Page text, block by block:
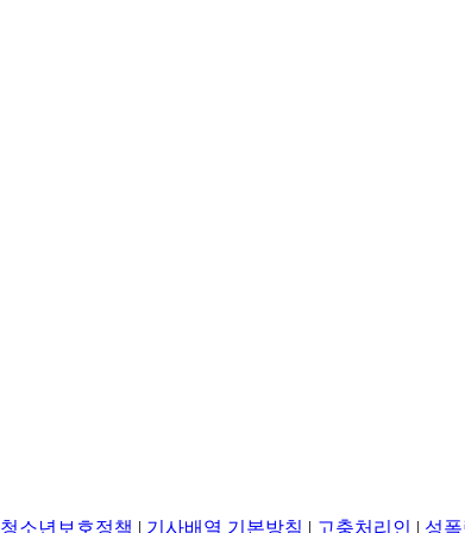
청소년보호정책 | 기사배열 기본방침 | 고충처리인 | 성